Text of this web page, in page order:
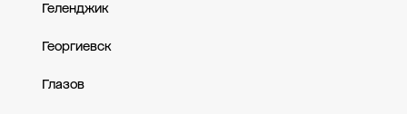
Геленджик
Георгиевск
Глазов